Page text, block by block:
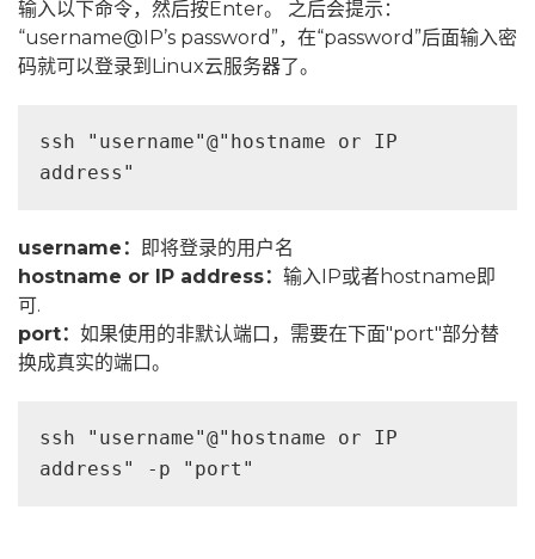
输入以下命令，然后按Enter。 之后会提示：
“username@IP’s password”，在“password”后面输入密
码就可以登录到Linux云服务器了。
ssh "username"@"hostname or IP
address"
username： 即将登录的用户名
hostname or IP address： 输入IP或者hostname即
可.
port： 如果使用的非默认端口，需要在下面"port"部分替
换成真实的端口。
ssh "username"@"hostname or IP
address" -p "port"